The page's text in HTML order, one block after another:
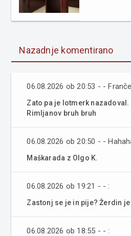
Nazadnje komentirano
06.08.2026 ob 20:53 - -
Zato pa je lotmerk nazadoval.
Rimljanov bruh bruh
06.08.2026 ob 20:50 - -
Maškarada z Olgo K.
06.08.2026 ob 19:21 - - :
Zastonj se je in pije? Žerdin
06.08.2026 ob 18:55 - - :